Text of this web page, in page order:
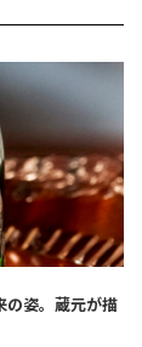
の姿。蔵元が描